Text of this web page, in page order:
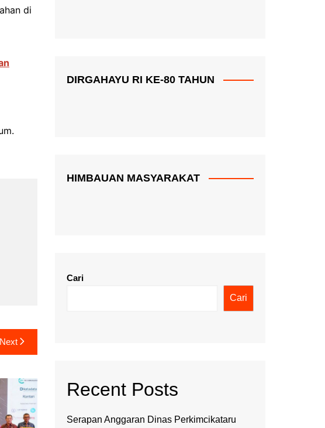
di
Next
DIRGAHAYU RI KE-80 TAHUN
HIMBAUAN MASYARAKAT
Cari
Cari
Recent Posts
Serapan Anggaran Dinas Perkimcikataru